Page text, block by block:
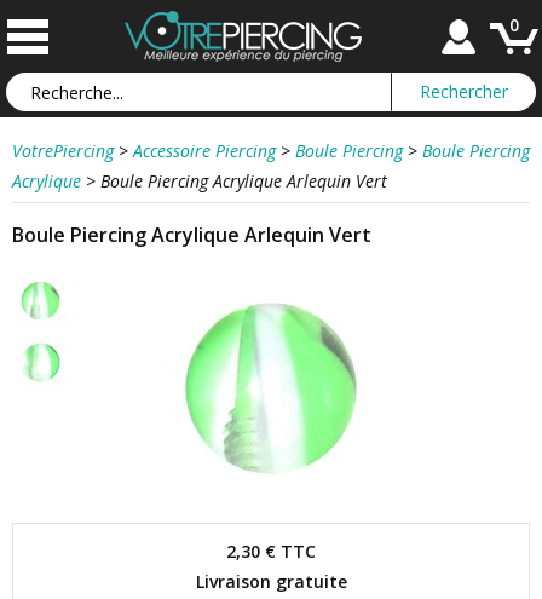
0
VotrePiercing > Accessoire Piercing > Boule Piercing > Boule Piercing
Acrylique > Boule Piercing Acrylique Arlequin Vert
Boule Piercing Acrylique Arlequin Vert
2,30 € TTC
Livraison gratuite